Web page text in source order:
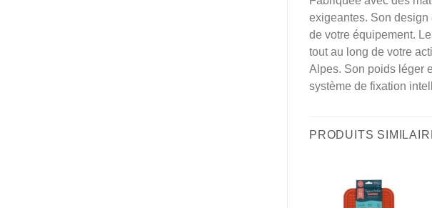
exigeantes. Son design
de votre équipement.
tout au long de votre
Alpes. Son poids léger
système de fixation
PRODUITS